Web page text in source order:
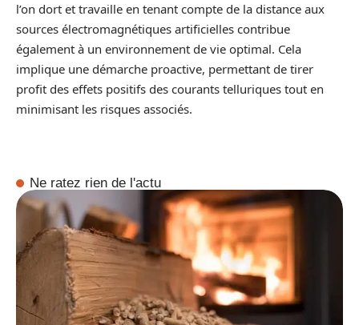
l’on dort et travaille en tenant compte de la distance aux
sources électromagnétiques artificielles contribue
également à un environnement de vie optimal. Cela
implique une démarche proactive, permettant de tirer
profit des effets positifs des courants telluriques tout en
minimisant les risques associés.
Ne ratez rien de l'actu